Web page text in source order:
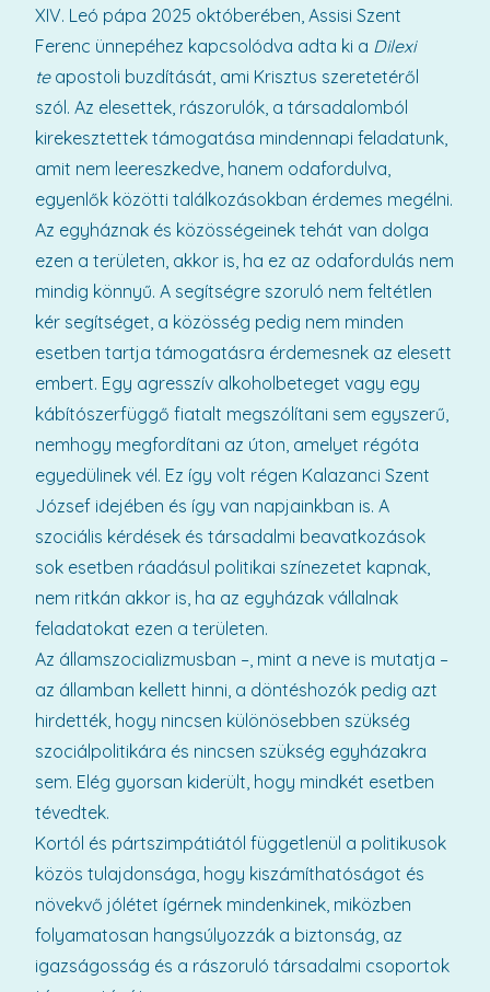
XIV. Leó pápa 2025 októberében, Assisi Szent
Ferenc ünnepéhez kapcsolódva adta ki a Dilexi
teapostoli buzdítását, ami Krisztus szeretetéről
szól. Az elesettek, rászorulók, a társadalomból
kirekesztettek támogatása mindennapi feladatunk,
amit nem leereszkedve, hanem odafordulva,
egyenlők közötti találkozásokban érdemes megélni.
Az egyháznak és közösségeinek tehát van dolga
ezen a területen, akkor is, ha ez az odafordulás nem
mindig könnyű. A segítségre szoruló nem feltétlen
kér segítséget, a közösség pedig nem minden
esetben tartja támogatásra érdemesnek az elesett
embert. Egy agresszív alkoholbeteget vagy egy
kábítószerfüggő fiatalt megszólítani sem egyszerű,
nemhogy megfordítani az úton, amelyet régóta
egyedülinek vél. Ez így volt régen Kalazanci Szent
József idejében és így van napjainkban is. A
szociális kérdések és társadalmi beavatkozások
sok esetben ráadásul politikai színezetet kapnak,
nem ritkán akkor is, ha az egyházak vállalnak
feladatokat ezen a területen.
Az államszocializmusban –, mint a neve is mutatja –
az államban kellett hinni, a döntéshozók pedig azt
hirdették, hogy nincsen különösebben szükség
szociálpolitikára és nincsen szükség egyházakra
sem. Elég gyorsan kiderült, hogy mindkét esetben
tévedtek.
Kortól és pártszimpátiától függetlenül a politikusok
közös tulajdonsága, hogy kiszámíthatóságot és
növekvő jólétet ígérnek mindenkinek, miközben
folyamatosan hangsúlyozzák a biztonság, az
igazságosság és a rászoruló társadalmi csoportok